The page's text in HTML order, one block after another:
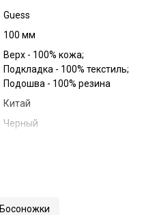
Guess
100 мм
Верх - 100% кожа;
Подкладка - 100% текстиль;
Подошва - 100% резина
Китай
Черный
Босоножки